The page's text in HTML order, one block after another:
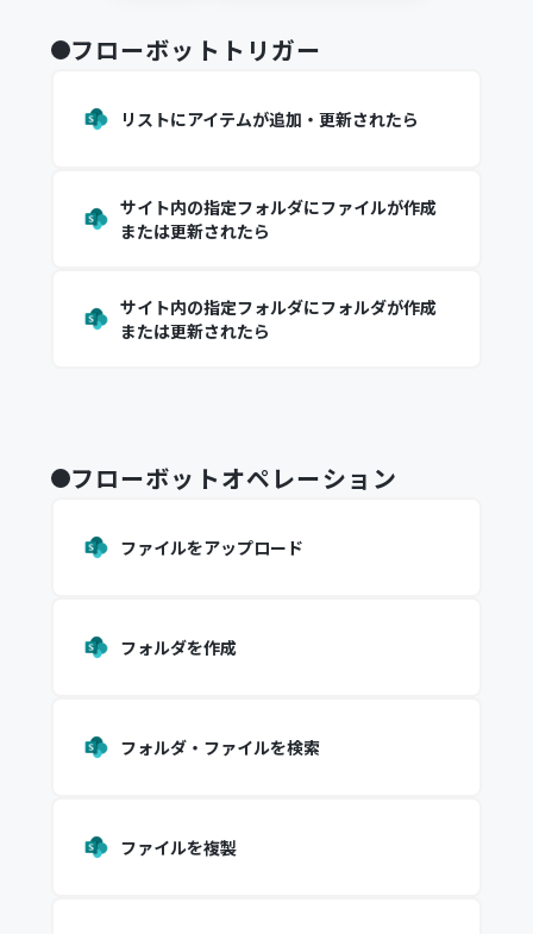
フローボットトリガー
リストにアイテムが追加・更新されたら
サイト内の指定フォルダにファイルが作成
または更新されたら
サイト内の指定フォルダにフォルダが作成
または更新されたら
フローボットオペレーション
ファイルをアップロード
フォルダを作成
フォルダ・ファイルを検索
ファイルを複製